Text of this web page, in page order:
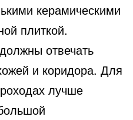
керамическими
плиткой.
отвечать
и коридора. Для
лучше